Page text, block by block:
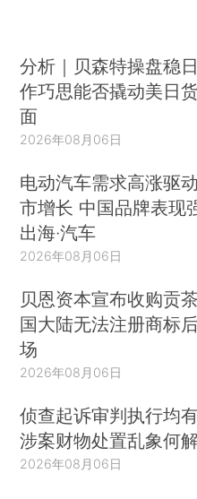
分析｜贝森特操盘稳
作巧思能否撬动美日
面
2026年08月06日
电动汽车需求高涨驱
市增长 中国品牌表现
出海·汽车
2026年08月06日
贝恩资本宣布收购贡
国大陆无法注册商标
场
2026年08月06日
侦查起诉审判执行均
涉案财物处置乱象何
2026年08月06日